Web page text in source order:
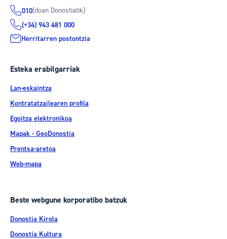
010(doan Donostiatik)
(+34) 943 481 000
Herritarren postontzia
Esteka erabilgarriak
Lan-eskaintza
Kontratatzailearen profila
Egoitza elektronikoa
Mapak - GeoDonostia
Prentsa-aretoa
Web-mapa
Beste webgune korporatibo batzuk
Donostia Kirola
Donostia Kultura